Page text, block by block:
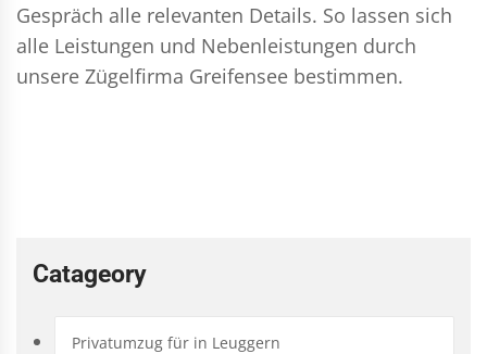
Gespräch alle relevanten Details. So lassen sich
alle Leistungen und Nebenleistungen durch
unsere Zügelfirma Greifensee bestimmen.
Catageory
Privatumzug für in Leuggern